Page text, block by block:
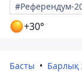
#Референдум-
+30°
Басты Барлық